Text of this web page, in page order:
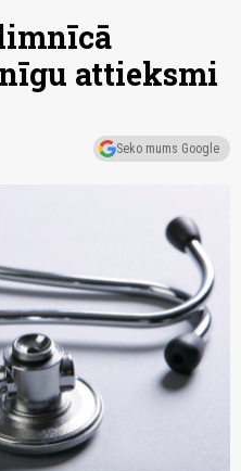
attieksmi
Seko mums Google